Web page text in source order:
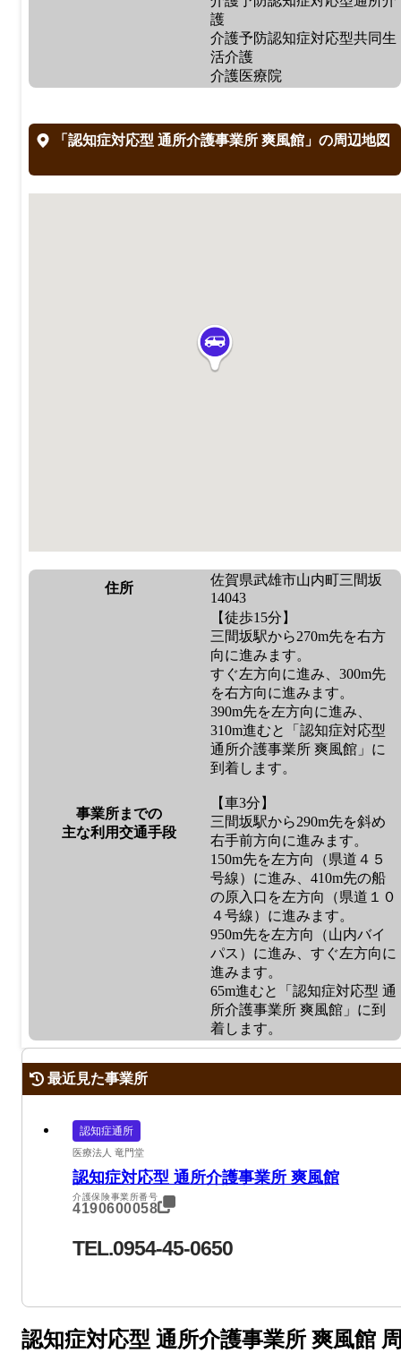
護
介護予防認知症対応型共同生
活介護
介護医療院
「認知症対応型 通所介護事業所 爽風館」の周辺地図
住所
佐賀県武雄市山内町三間坂
14043
事業所までの
主な利用交通手段
【徒歩15分】
三間坂駅から270m先を右方
向に進みます。
すぐ左方向に進み、300m先
を右方向に進みます。
390m先を左方向に進み、
310m進むと「認知症対応型
通所介護事業所 爽風館」に
到着します。
【車3分】
三間坂駅から290m先を斜め
右手前方向に進みます。
150m先を左方向（県道４５
号線）に進み、410m先の船
の原入口を左方向（県道１０
４号線）に進みます。
950m先を左方向（山内バイ
パス）に進み、すぐ左方向に
進みます。
65m進むと「認知症対応型 通
所介護事業所 爽風館」に到
着します。
最近見た事業所
認知症通所
医療法人 竜門堂
認知症対応型 通所介護事業所 爽風館
介護保険事業所番号
4190600058
TEL.0954-45-0650
認知症対応型 通所介護事業所 爽風館